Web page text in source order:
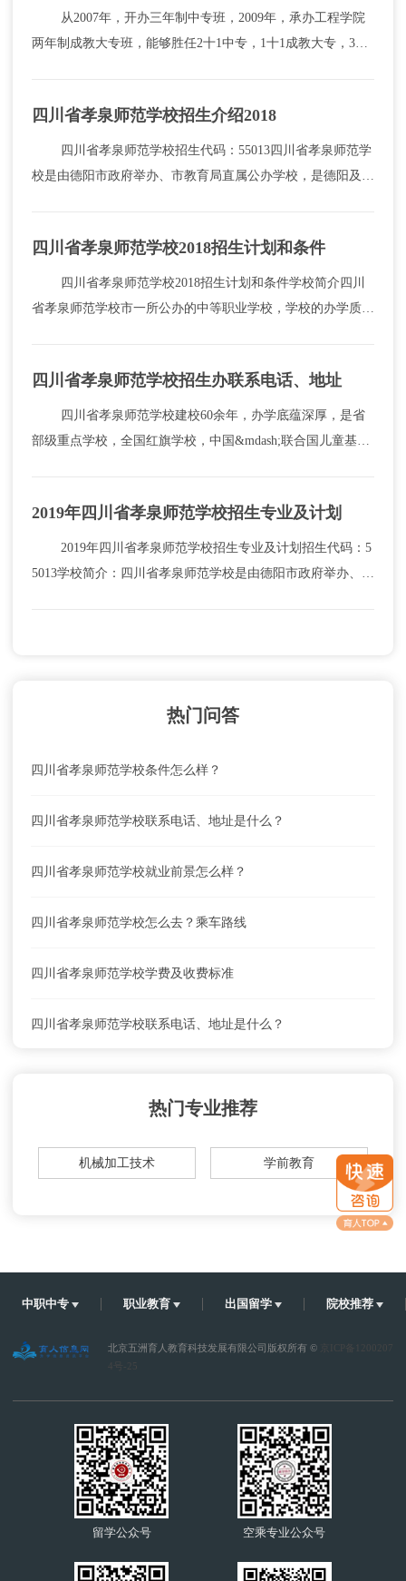
从2007年，开办三年制中专班，2009年，承办工程学院
两年制成教大专班，能够胜任2十1中专，1十1成教大专，3十2
人。...
四川省孝泉师范学校招生介绍2018
四川省孝泉师范学校招生代码：55013四川省孝泉师范学
校是由德阳市政府举办、市教育局直属公办学校，是德阳及周
四川省孝泉师范学校2018招生计划和条件
四川省孝泉师范学校2018招生计划和条件学校简介四川
省孝泉师范学校市一所公办的中等职业学校，学校的办学质量
四川省孝泉师范学校招生办联系电话、地址
四川省孝泉师范学校建校60余年，办学底蕴深厚，是省
部级重点学校，全国红旗学校，中国&mdash;联合国儿童基金
2019年四川省孝泉师范学校招生专业及计划
2019年四川省孝泉师范学校招生专业及计划招生代码：5
5013学校简介：四川省孝泉师范学校是由德阳市政府举办、市
热门问答
四川省孝泉师范学校条件怎么样？
四川省孝泉师范学校联系电话、地址是什么？
四川省孝泉师范学校就业前景怎么样？
四川省孝泉师范学校怎么去？乘车路线
四川省孝泉师范学校学费及收费标准
四川省孝泉师范学校联系电话、地址是什么？
四川省孝泉师范学校学费及收费标准
热门专业推荐
机械加工技术 学前教育
中职中专 职业教育 出国留学 院校推荐
北京五洲育人教育科技发展有限公司版权所有 ©
京ICP备1200207
4号-25
空乘专业公众号
留学公众号